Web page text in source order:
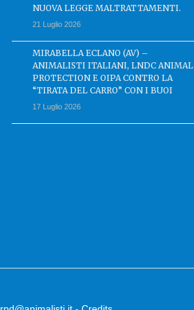
NUOVA LEGGE MALTRATTAMENTI.
21 Luglio 2026
MIRABELLA ECLANO (AV) –
ANIMALISTI ITALIANI, LNDC ANIMAL
PROTECTION E OIPA CONTRO LA
“TIRATA DEL CARRO” CON I BUOI
17 Luglio 2026